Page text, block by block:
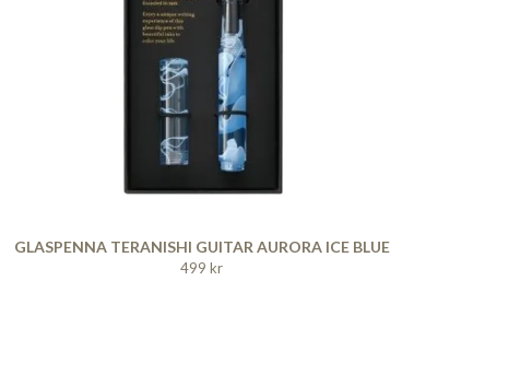
GLASPENNA TERANISHI GUITAR AURORA ICE BLUE
499 kr